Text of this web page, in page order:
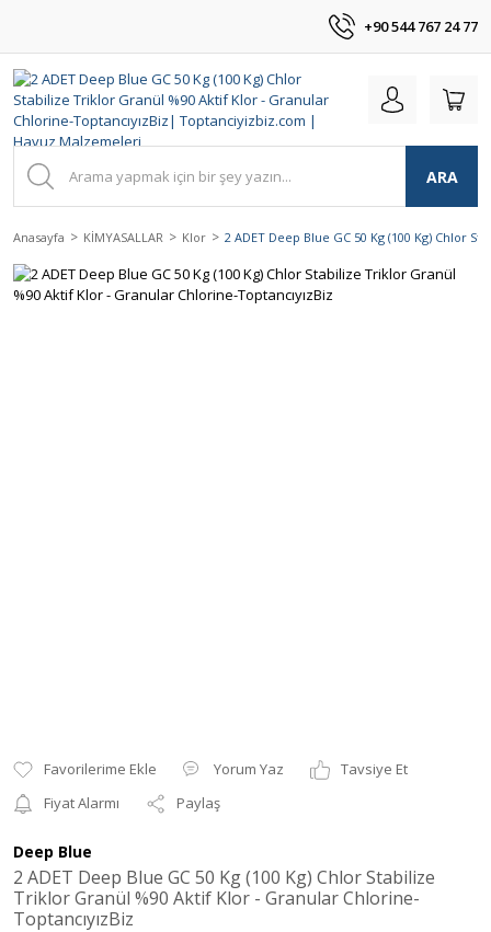
+90 544 767 24 77
ARA
Anasayfa KİMYASALLAR Klor 2 ADET Deep Blue GC 50 Kg (100 Kg) Chlor
Yorum Yaz
Tavsiye Et
Fiyat Alarmı
Paylaş
Deep Blue
2 ADET Deep Blue GC 50 Kg (100 Kg) Chlor Stabilize
Triklor Granül %90 Aktif Klor - Granular Chlorine-
ToptancıyızBiz